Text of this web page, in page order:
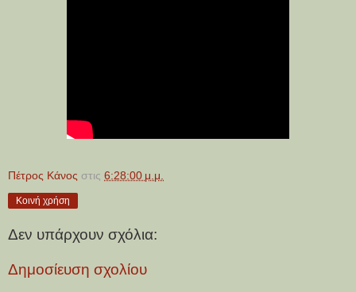
Πέτρος Κάνος στις 6:28:00 μ.μ.
Κοινή χρήση
Δεν υπάρχουν σχόλια:
Δημοσίευση σχολίου